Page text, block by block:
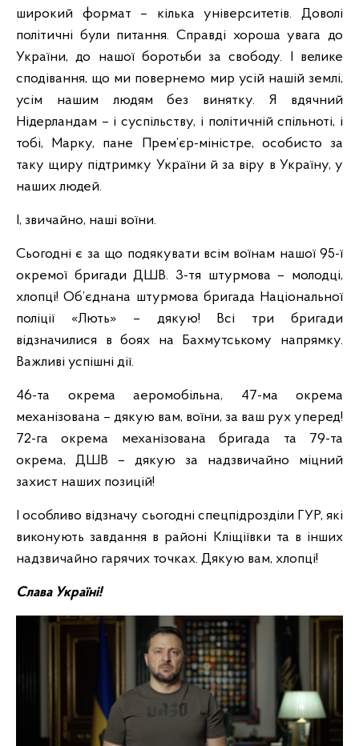
широкий формат – кілька університетів. Доволі
політичні були питання. Справді хороша увага до
України, до нашої боротьби за свободу. І велике
сподівання, що ми повернемо мир усій нашій землі,
усім нашим людям без винятку. Я вдячний
Нідерландам – і суспільству, і політичній спільноті, і
тобі, Марку, пане Прем’єр-міністре, особисто за
таку щиру підтримку України й за віру в Україну, у
наших людей.
І, звичайно, наші воїни.
Сьогодні є за що подякувати всім воїнам нашої 95-ї
окремої бригади ДШВ. 3-тя штурмова – молодці,
хлопці! Об’єднана штурмова бригада Національної
поліції «Лють» – дякую! Всі три бригади
відзначилися в боях на Бахмутському напрямку.
Важливі успішні дії.
46-та окрема аеромобільна, 47-ма окрема
механізована – дякую вам, воїни, за ваш рух уперед!
72-га окрема механізована бригада та 79-та
окрема, ДШВ – дякую за надзвичайно міцний
захист наших позицій!
І особливо відзначу сьогодні спецпідрозділи ГУР, які
виконують завдання в районі Кліщіївки та в інших
надзвичайно гарячих точках. Дякую вам, хлопці!
Слава Україні!